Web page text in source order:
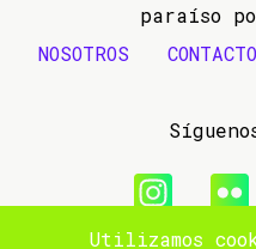
paraíso
NOSOTROS
CONTACTO
Utilizamos